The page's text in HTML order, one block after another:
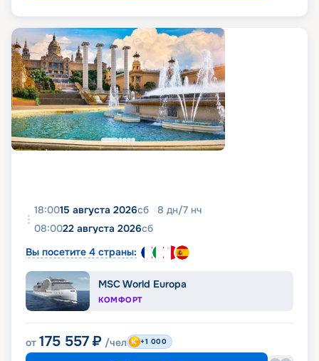
18:0015 августа 2026сб 8 дн/7 нч
08:0022 августа 2026сб
Вы посетите 4 страны:
MSC World Europa
КОМФОРТ
от 175 557 ₽ /чел +1 000